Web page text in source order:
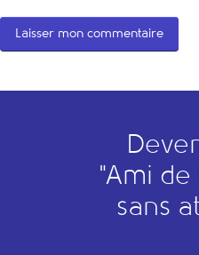
"Ami de
sans